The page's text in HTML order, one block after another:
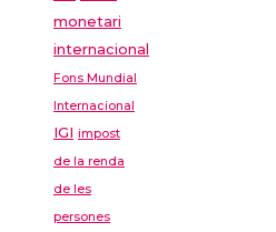
monetari
internacional
Fons Mundial
Internacional
IGI impost
de la renda
de les
persones